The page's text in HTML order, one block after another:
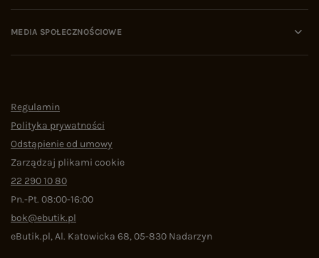
MEDIA SPOŁECZNOŚCIOWE
Regulamin
Polityka prywatności
Odstąpienie od umowy
Zarządzaj plikami cookie
22 290 10 80
Pn.-Pt. 08:00-16:00
bok@ebutik.pl
eButik.pl,Al. Katowicka 68,05-830 Nadarzyn